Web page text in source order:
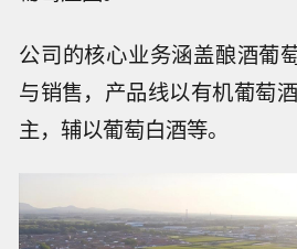
公司的核心业务涵盖酿酒葡
与销售，产品线以有机葡萄
主，辅以葡萄白酒等。